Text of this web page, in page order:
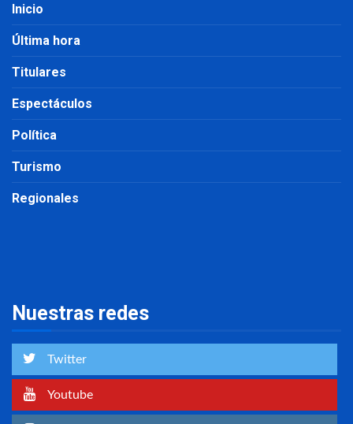
Inicio
Última hora
Titulares
Espectáculos
Política
Turismo
Regionales
Nuestras redes
Twitter
Youtube